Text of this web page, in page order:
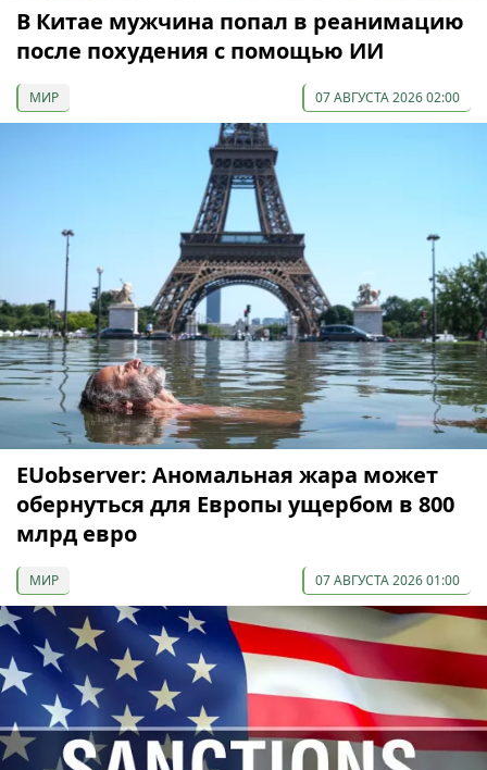
В Китае мужчина попал в реанимацию
после похудения с помощью ИИ
МИР 07 АВГУСТА 2026 02:00
EUobserver: Аномальная жара может
обернуться для Европы ущербом в 800
млрд евро
МИР 07 АВГУСТА 2026 01:00